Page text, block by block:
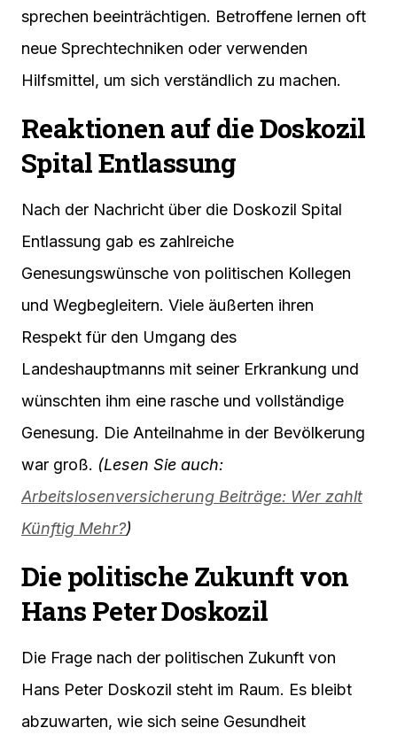
sprechen beeinträchtigen. Betroffene lernen oft
neue Sprechtechniken oder verwenden
Hilfsmittel, um sich verständlich zu machen.
Reaktionen auf die Doskozil
Spital Entlassung
Nach der Nachricht über die Doskozil Spital
Entlassung gab es zahlreiche
Genesungswünsche von politischen Kollegen
und Wegbegleitern. Viele äußerten ihren
Respekt für den Umgang des
Landeshauptmanns mit seiner Erkrankung und
wünschten ihm eine rasche und vollständige
Genesung. Die Anteilnahme in der Bevölkerung
war groß. (Lesen Sie auch:
Arbeitslosenversicherung Beiträge: Wer zahlt
Künftig Mehr?)
Die politische Zukunft von
Hans Peter Doskozil
Die Frage nach der politischen Zukunft von
Hans Peter Doskozil steht im Raum. Es bleibt
abzuwarten, wie sich seine Gesundheit